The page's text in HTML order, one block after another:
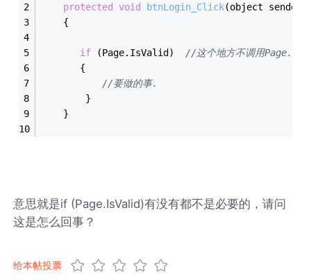
protected void btnLogin_Click(object sender,
    {
if (Page.IsValid) //这个地方不调用
       {
//要做的事.
        }
    }
意思就是if (Page.IsValid)有没有都不是必要的，请问
这是怎么回事？
给本帖投票